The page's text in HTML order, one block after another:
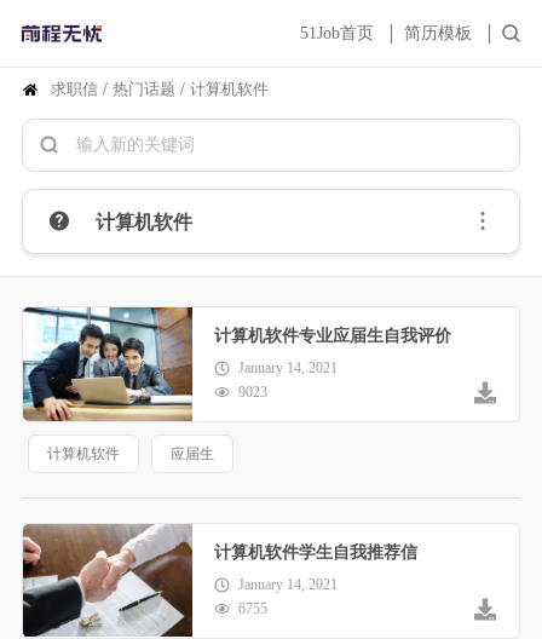
51Job首页 简历模板
求职信 / 热门话题 / 计算机软件
计算机软件
计算机软件专业应届生自我评价
January 14, 2021
9023
计算机软件 应届生
计算机软件学生自我推荐信
January 14, 2021
6755